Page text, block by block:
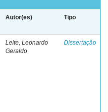
Autor(es) Tipo
Leite, Leonardo
Geraldo
Dissertação